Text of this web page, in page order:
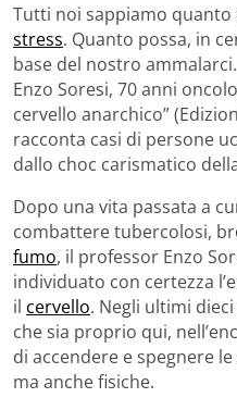
Tutti noi sappiamo quanto
stress. Quanto possa, in
base del nostro
Enzo Soresi, 70 anni
cervello anarchico”
racconta casi di persone
dallo choc carismatico
Dopo una vita passata a
combattere tubercolosi,
fumo, il professor Enzo
individuato con certezza
il cervello. Negli ultimi
che sia proprio qui,
di accendere e spegnere
ma anche fisiche.